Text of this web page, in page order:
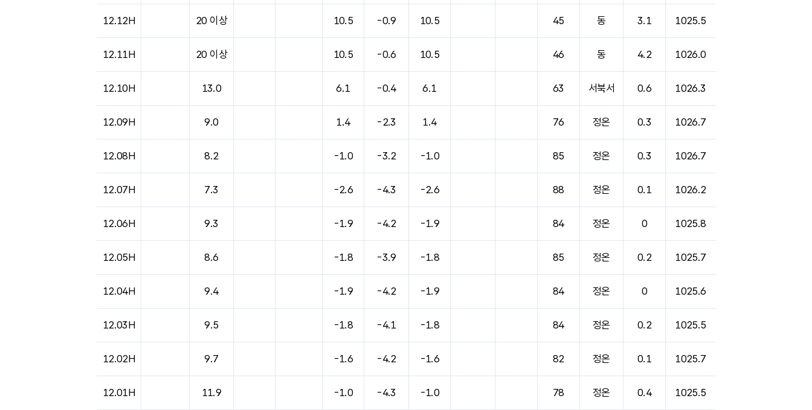
12.12H 20 이상 10.5 -0.9 10.5 45 동 3.1 1025.5
12.11H 20 이상 10.5 -0.6 10.5 46 동 4.2 1026.0
12.10H 13.0 6.1 -0.4 6.1 63 서북서 0.6 1026.3
12.09H 9.0 1.4 -2.3 1.4 76 정온 0.3 1026.7
12.08H 8.2 -1.0 -3.2 -1.0 85 정온 0.3 1026.7
12.07H 7.3 -2.6 -4.3 -2.6 88 정온 0.1 1026.2
12.06H 9.3 -1.9 -4.2 -1.9 84 정온 0 1025.8
12.05H 8.6 -1.8 -3.9 -1.8 85 정온 0.2 1025.7
12.04H 9.4 -1.9 -4.2 -1.9 84 정온 0 1025.6
12.03H 9.5 -1.8 -4.1 -1.8 84 정온 0.2 1025.5
12.02H 9.7 -1.6 -4.2 -1.6 82 정온 0.1 1025.7
12.01H 11.9 -1.0 -4.3 -1.0 78 정온 0.4 1025.5